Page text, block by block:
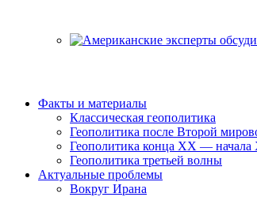
Факты и материалы
Классическая геополитика
Геополитика после Второй
Геополитика конца XX — начала
Геополитика третьей волны
Актуальные проблемы
Вокруг Ирана